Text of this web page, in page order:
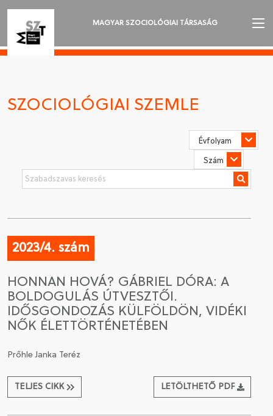
MAGYAR SZOCIOLÓGIAI TÁRSASÁG
SZOCIOLÓGIAI SZEMLE
CSATLAKOZÁS A TÁRSASÁGHOZ / MEGÚJÍTOM A
TAGSÁGOMAT
SZOCIOLÓGIAI SZEMLE
2023/4. szám
HONNAN HOVÁ? GÁBRIEL DÓRA: A
BOLDOGULÁS ÚTVESZTŐI.
IDŐSGONDOZÁS KÜLFÖLDÖN, VIDÉKI
NŐK ÉLETTÖRTÉNETÉBEN
Prőhle Janka Teréz
TELJES CIKK LETÖLTHETŐ PDF